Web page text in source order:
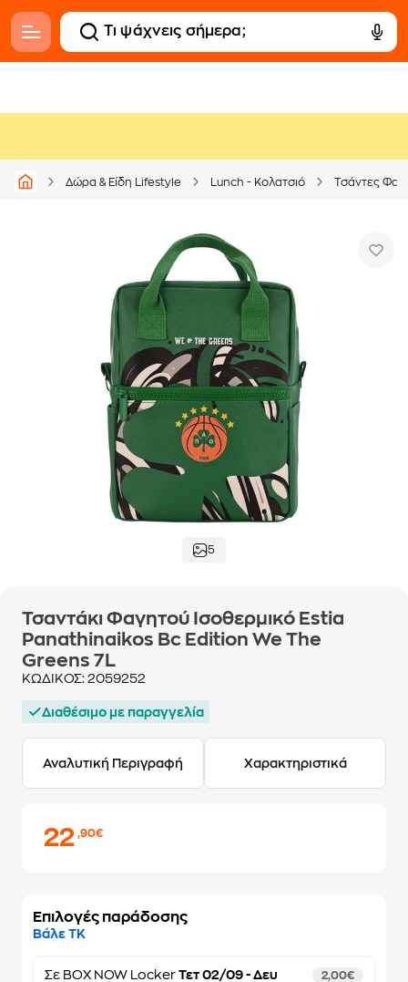
Δώρα & Είδη Lifestyle Lunch - Κολατσιό Τσάντες
5
Τσαντάκι Φαγητού Ισοθερμικό Estia
Panathinaikos Bc Edition We The
Greens 7L
ΚΩΔΙΚΟΣ: 2059252
Διαθέσιμο με παραγγελία
Αναλυτική Περιγραφή Χαρακτηριστικά
22,90€
Επιλογές παράδοσης
Βάλε ΤΚ
Σε BOX NOW Locker Τετ 02/09 - Δευ
2,00€